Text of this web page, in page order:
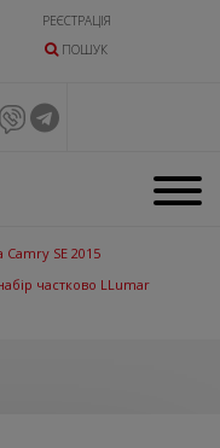
РЕЄСТРАЦІЯ
ПОШУК
Camry SE 2015
частково LLumar